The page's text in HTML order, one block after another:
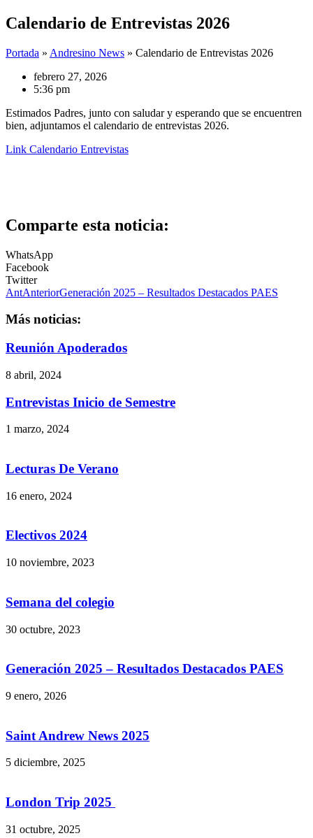
Calendario de Entrevistas 2026
Portada » Andresino News » Calendario de Entrevistas 2026
febrero 27, 2026
5:36 pm
Estimados Padres, junto con saludar y esperando que se encuentren
bien, adjuntamos el calendario de entrevistas 2026.
Link Calendario Entrevistas
Comparte esta noticia:
WhatsApp
Facebook
Twitter
AntAnteriorGeneración 2025 – Resultados Destacados PAES
Más noticias:
Reunión Apoderados
8 abril, 2024
Entrevistas Inicio de Semestre
1 marzo, 2024
Lecturas De Verano
16 enero, 2024
Electivos 2024
10 noviembre, 2023
Semana del colegio
30 octubre, 2023
Generación 2025 – Resultados Destacados PAES
9 enero, 2026
Saint Andrew News 2025
5 diciembre, 2025
London Trip 2025
31 octubre, 2025